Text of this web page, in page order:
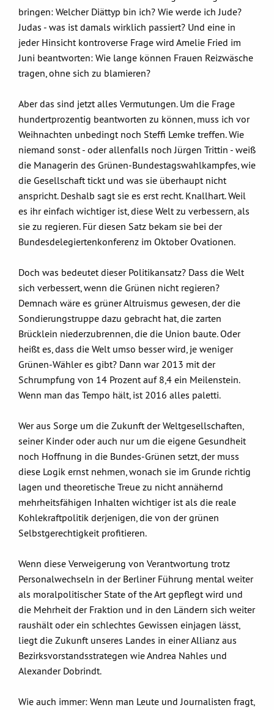
bringen: Welcher Diättyp bin ich? Wie werde ich Jude?
Judas - was ist damals wirklich passiert? Und eine in
jeder Hinsicht kontroverse Frage wird Amelie Fried im
Juni beantworten: Wie lange können Frauen Reizwäsche
tragen, ohne sich zu blamieren?
Aber das sind jetzt alles Vermutungen. Um die Frage
hundertprozentig beantworten zu können, muss ich vor
Weihnachten unbedingt noch Steffi Lemke treffen. Wie
niemand sonst - oder allenfalls noch Jürgen Trittin - weiß
die Managerin des Grünen-Bundestagswahlkampfes, wie
die Gesellschaft tickt und was sie überhaupt nicht
anspricht. Deshalb sagt sie es erst recht. Knallhart. Weil
es ihr einfach wichtiger ist, diese Welt zu verbessern, als
sie zu regieren. Für diesen Satz bekam sie bei der
Bundesdelegiertenkonferenz im Oktober Ovationen.
Doch was bedeutet dieser Politikansatz? Dass die Welt
sich verbessert, wenn die Grünen nicht regieren?
Demnach wäre es grüner Altruismus gewesen, der die
Sondierungstruppe dazu gebracht hat, die zarten
Brücklein niederzubrennen, die die Union baute. Oder
heißt es, dass die Welt umso besser wird, je weniger
Grünen-Wähler es gibt? Dann war 2013 mit der
Schrumpfung von 14 Prozent auf 8,4 ein Meilenstein.
Wenn man das Tempo hält, ist 2016 alles paletti.
Wer aus Sorge um die Zukunft der Weltgesellschaften,
seiner Kinder oder auch nur um die eigene Gesundheit
noch Hoffnung in die Bundes-Grünen setzt, der muss
diese Logik ernst nehmen, wonach sie im Grunde richtig
lagen und theoretische Treue zu nicht annähernd
mehrheitsfähigen Inhalten wichtiger ist als die reale
Kohlekraftpolitik derjenigen, die von der grünen
Selbstgerechtigkeit profitieren.
Wenn diese Verweigerung von Verantwortung trotz
Personalwechseln in der Berliner Führung mental weiter
als moralpolitischer State of the Art gepflegt wird und
die Mehrheit der Fraktion und in den Ländern sich weiter
raushält oder ein schlechtes Gewissen einjagen lässt,
liegt die Zukunft unseres Landes in einer Allianz aus
Bezirksvorstandsstrategen wie Andrea Nahles und
Alexander Dobrindt.
Wie auch immer: Wenn man Leute und Journalisten fragt,